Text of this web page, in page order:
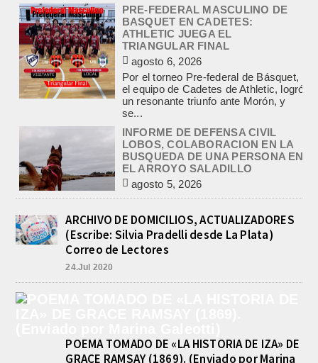
agosto 6, 2026
Por el torneo Pre-federal de Básquet,
el equipo de Cadetes de Athletic, logró
un resonante triunfo ante Morón, y
se...
INFORME DE DEFENSA CIVIL
LOBOS, COLABORACION EN LA
BUSQUEDA DE UNA PERSONA EN
EL ARROYO SALADILLO
agosto 5, 2026
En las primeras horas de la tarde del
martes, el Intendente Jorge
Etcheverry recibió, por parte de su
par de...
INCENDIO EN LA VIVIENDA DE UN
VETERANO DE MALVINAS DE
LOBOS
agosto 7, 2026
Esta tarde fueron requeridos los
incendio declarado en la vivienda de
PESCADOR DESAPARECIDO EN
EL ARROYO SALADILLO
ARCHIVO DE DOMICILIOS, ACTUALIZADORES
(Escribe: Silvia Pradelli desde La Plata)
Correo de Lectores
24.Jul 2020
POEMA TOMADO DE «LA HISTORIA DE IZA» DE
GRACE RAMSAY (1869). (Enviado por Marina